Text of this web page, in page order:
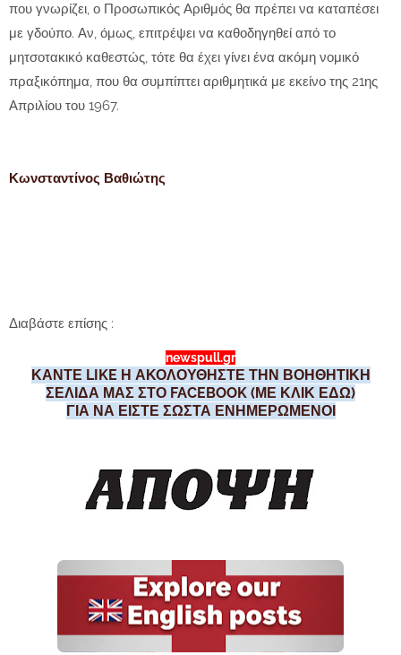
που γνωρίζει, ο Προσωπικός Αριθμός θα πρέπει να καταπέσει
με γδούπο. Αν, όμως, επιτρέψει να καθοδηγηθεί από το
μητσοτακικό καθεστώς, τότε θα έχει γίνει ένα ακόμη νομικό
πραξικόπημα, που θα συμπίπτει αριθμητικά με εκείνο της 21ης
Απριλίου του 1967.
Κωνσταντίνος Βαθιώτης
Διαβάστε επίσης :
newspull.gr
ΚΑΝΤΕ LIKE Η ΑΚΟΛΟΥΘΗΣΤΕ ΤΗΝ ΒΟΗΘΗΤΙΚΗ
ΣΕΛΙΔΑ ΜΑΣ ΣΤΟ FACEBOOK (ΜΕ ΚΛΙΚ ΕΔΩ)
ΓΙΑ ΝΑ ΕΙΣΤΕ ΣΩΣΤΑ ΕΝΗΜΕΡΩΜΕΝΟΙ